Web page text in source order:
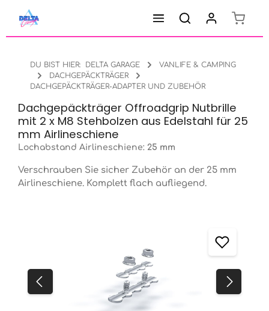
Zum Hauptinhalt springen
DU BIST HIER: DELTA GARAGE
VANLIFE & CAMPING
DACHGEPÄCKTRÄGER
DACHGEPÄCKTRÄGER-ADAPTER UND ZUBEHÖR
Dachgepäckträger Offroadgrip Nutbrille
mit 2 x M8 Stehbolzen aus Edelstahl für 25
mm Airlineschiene
Lochabstand Airlineschiene: 25 mm
Verschrauben Sie sicher Zubehör an der 25 mm
Airlineschiene. Komplett flach aufliegend.